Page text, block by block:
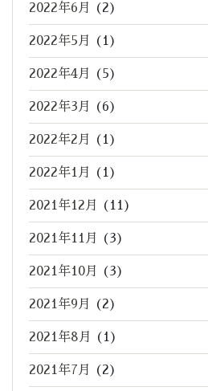
2022年6月 (2)
2022年5月 (1)
2022年4月 (5)
2022年3月 (6)
2022年2月 (1)
2022年1月 (1)
2021年12月 (11)
2021年11月 (3)
2021年10月 (3)
2021年9月 (2)
2021年8月 (1)
2021年7月 (2)